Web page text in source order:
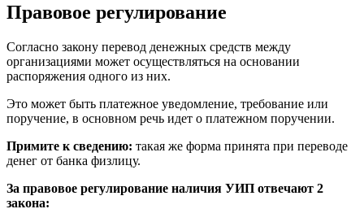
Правовое регулирование
Согласно закону перевод денежных средств между
организациями может осуществляться на основании
распоряжения одного из них.
Это может быть платежное уведомление, требование или
поручение, в основном речь идет о платежном поручении.
Примите к сведению: такая же форма принята при переводе
денег от банка физлицу.
За правовое регулирование наличия УИП отвечают 2
закона: